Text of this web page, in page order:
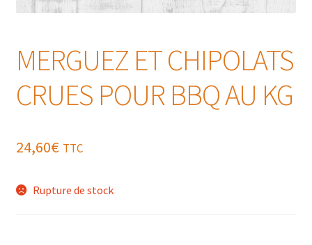
MERGUEZ ET CHIPOLATS
CRUES POUR BBQ AU KG
24,60€ TTC
Rupture de stock